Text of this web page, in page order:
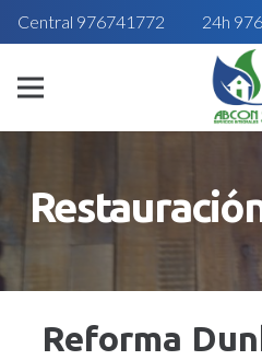
Central 976741772 24h
Reforma